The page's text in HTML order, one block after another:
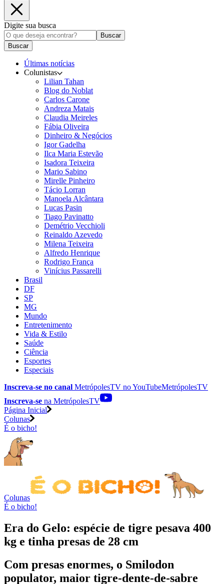
Digite sua busca
Buscar
Buscar
Últimas notícias
Colunistas
Lilian Tahan
Blog do Noblat
Carlos Carone
Andreza Matais
Claudia Meireles
Fábia Oliveira
Dinheiro & Negócios
Igor Gadelha
Ilca Maria Estevão
Isadora Teixeira
Mario Sabino
Mirelle Pinheiro
Tácio Lorran
Manoela Alcântara
Lucas Pasin
Tiago Pavinatto
Demétrio Vecchioli
Reinaldo Azevedo
Milena Teixeira
Alfredo Henrique
Rodrigo França
Vinícius Passarelli
Brasil
DF
SP
MG
Mundo
Entretenimento
Vida & Estilo
Saúde
Ciência
Esportes
Especiais
Inscreva-se no canal MetrópolesTV noYouTubeMetrópolesTV
Inscreva-se na MetrópolesTV
Página Inicial
Colunas
É o bicho!
Colunas
É o bicho!
Era do Gelo: espécie de tigre pesava 400
kg e tinha presas de 28 cm
Com presas enormes, o Smilodon
populator, maior tigre-dente-de-sabre